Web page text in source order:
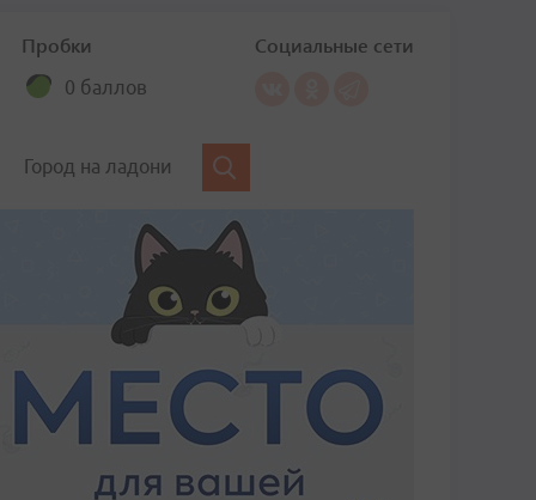
Пробки
0 баллов
Социальные сети
Город на ладони